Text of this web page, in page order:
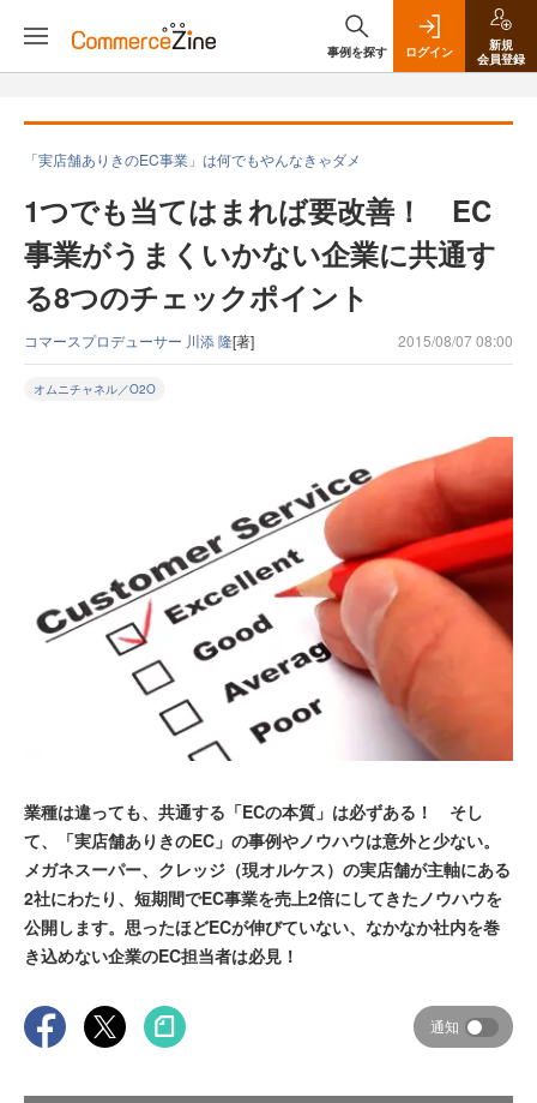
事例を探す ログイン
新規
会員登録
「実店舗ありきのEC事業」は何でもやんなきゃダメ
1つでも当てはまれば要改善！ EC
事業がうまくいかない企業に共通す
る8つのチェックポイント
コマースプロデューサー 川添 隆[著] 2015/08/07 08:00
オムニチャネル／O2O
業種は違っても、共通する「ECの本質」は必ずある！ そし
て、「実店舗ありきのEC」の事例やノウハウは意外と少ない。
メガネスーパー、クレッジ（現オルケス）の実店舗が主軸にある
2社にわたり、短期間でEC事業を売上2倍にしてきたノウハウを
公開します。思ったほどECが伸びていない、なかなか社内を巻
き込めない企業のEC担当者は必見！
通知